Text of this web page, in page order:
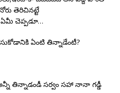
తెరిచినట్టే
చెప్పడూ…
ఏంటి తిన్నాడేంటీ?
తిన్నాడండీ సర్వం సహా నానా గడ్డీ